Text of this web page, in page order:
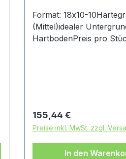
Format: 18x10-
(Mittel)idealer
HartbodenPreis pro
Regulärer Preis:
155,44 €
Preise inkl. MwSt. zzgl.
In den